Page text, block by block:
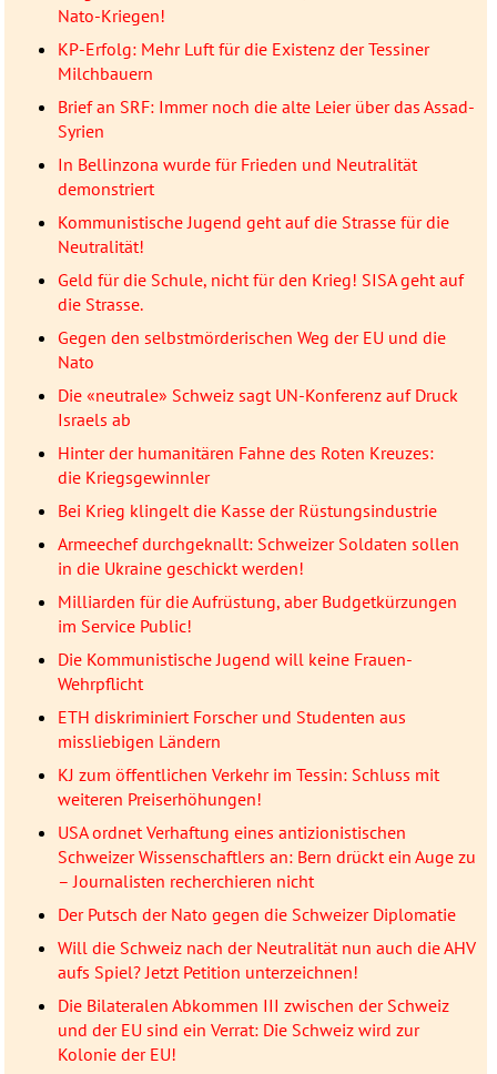
Nato-Kriegen!
KP-Erfolg: Mehr Luft für die Existenz der Tessiner
Milchbauern
Brief an SRF: Immer noch die alte Leier über das Assad-
Syrien
In Bellinzona wurde für Frieden und Neutralität
demonstriert
Kommunistische Jugend geht auf die Strasse für die
Neutralität!
Geld für die Schule, nicht für den Krieg! SISA geht auf
die Strasse.
Gegen den selbstmörderischen Weg der EU und die
Nato
Die «neutrale» Schweiz sagt UN-Konferenz auf Druck
Israels ab
Hinter der humanitären Fahne des Roten Kreuzes:
die Kriegsgewinnler
Bei Krieg klingelt die Kasse der Rüstungsindustrie
Armeechef durchgeknallt: Schweizer Soldaten sollen
in die Ukraine geschickt werden!
Milliarden für die Aufrüstung, aber Budgetkürzungen
im Service Public!
Die Kommunistische Jugend will keine Frauen-
Wehrpflicht
ETH diskriminiert Forscher und Studenten aus
missliebigen Ländern
KJ zum öffentlichen Verkehr im Tessin: Schluss mit
weiteren Preiserhöhungen!
USA ordnet Verhaftung eines antizionistischen
Schweizer Wissenschaftlers an: Bern drückt ein Auge zu
– Journalisten recherchieren nicht
Der Putsch der Nato gegen die Schweizer Diplomatie
Will die Schweiz nach der Neutralität nun auch die AHV
aufs Spiel? Jetzt Petition unterzeichnen!
Die Bilateralen Abkommen III zwischen der Schweiz
und der EU sind ein Verrat: Die Schweiz wird zur
Kolonie der EU!